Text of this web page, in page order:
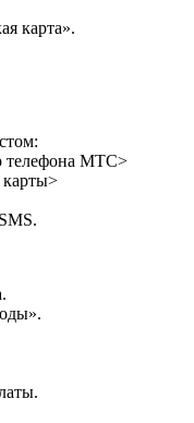
карта».
телефона МТС>